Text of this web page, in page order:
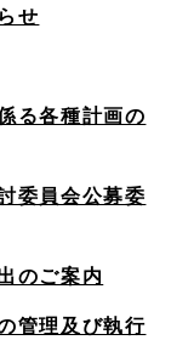
せ
る各種計画の
委員会公募委
のご案内
管理及び執行